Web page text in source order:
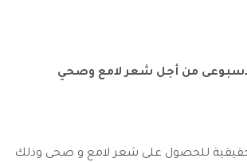
من أجل شعر لامع وصحي
للحصول على شعر لامع و صحى وذلك